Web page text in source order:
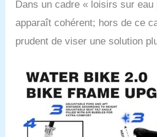
Dans un cadre « loisirs sur eau
apparaît cohérent; hors de ce
prudent de viser une solution